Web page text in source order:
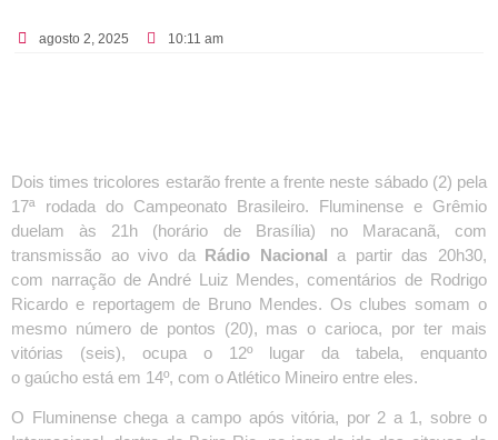
agosto 2, 2025 10:11 am
Dois times tricolores estarão frente a frente neste sábado (2) pela
17ª rodada do Campeonato Brasileiro. Fluminense e Grêmio
duelam às 21h (horário de Brasília) no Maracanã, com
transmissão ao vivo da Rádio Nacionala partir das 20h30,
com narração de André Luiz Mendes, comentários de Rodrigo
Ricardo e reportagem de Bruno Mendes. Os clubes somam o
mesmo número de pontos (20), mas o carioca, por ter mais
vitórias (seis), ocupa o 12º lugar da tabela, enquanto
o gaúcho está em 14º, com o Atlético Mineiro entre eles.
O Fluminense chega a campo após vitória, por 2 a 1, sobre o